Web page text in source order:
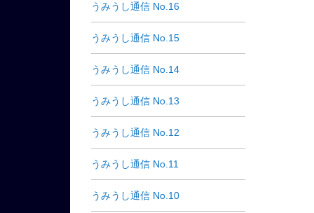
うみうし通信 No.16
うみうし通信 No.15
うみうし通信 No.14
うみうし通信 No.13
うみうし通信 No.12
うみうし通信 No.11
うみうし通信 No.10